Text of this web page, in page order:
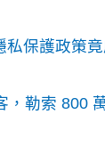
保護政策
，勒索 800